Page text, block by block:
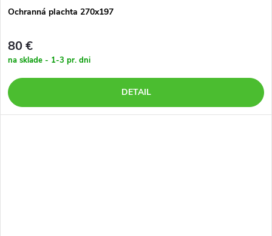
Ochranná plachta 270x197
80 €
na sklade - 1-3 pr. dni
DETAIL